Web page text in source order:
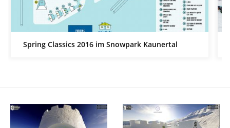
Spring Classics 2016 im Snowpark Kaunertal